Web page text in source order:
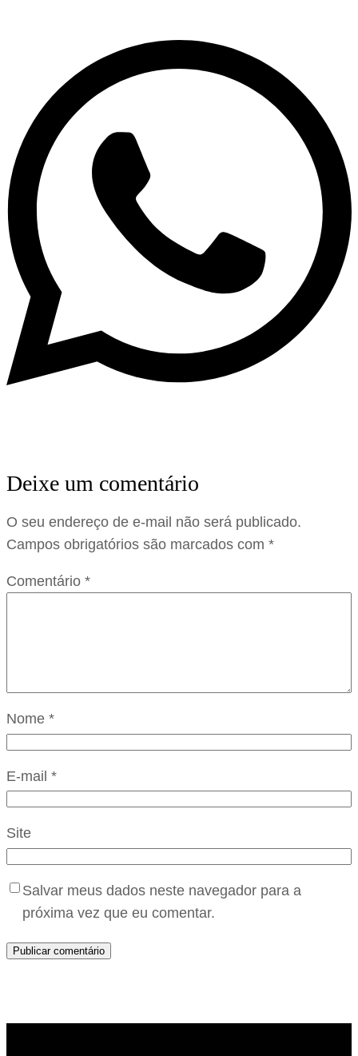
Deixe um comentário
O seu endereço de e-mail não será publicado.
Campos obrigatórios são marcados com *
Comentário *
Nome *
E-mail *
Site
Salvar meus dados neste navegador para a
próxima vez que eu comentar.